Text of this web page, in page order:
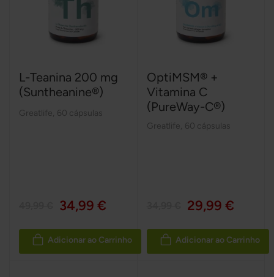
L-Teanina 200 mg
(Suntheanine®)
Greatlife 60 cápsulas
34,99 €
Adicionar ao Carrinho
OptiMSM® +
Vitamina C
(PureWay-C®)
Greatlife 60 cápsulas
29,99 €
Adicionar ao Carrinho